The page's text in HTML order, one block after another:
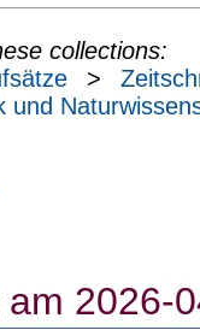
collections:
>
und
2026-